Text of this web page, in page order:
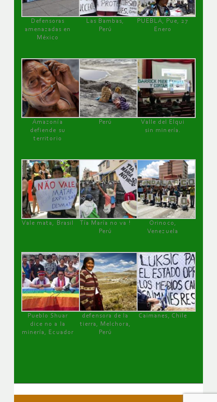
Defensoras
amenazadas en
México
Las Bambas,
Perú
PUEBLA, Pue, 27
Enero
Amazonía
defiende su
territorio
Perú
Valle del Elqui
sin minería.
Vale mata, Brasil
Tía María no va !
Perú
Orinoco,
Venezuela
Pueblo Shuar
dice no a la
minería, Ecuador
defensora de la
tierra, Melchora,
Perú
Caimanes, Chile